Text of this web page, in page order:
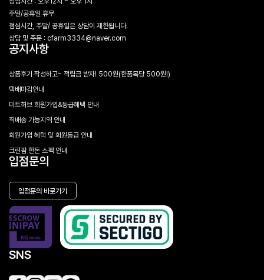
주말/공휴일 휴무
점심시간, 주말/ 공휴일은 상담이 제한됩니다.
상담 및 주문 : cfarm3334@naver.com
공지사항
상품후기 작성하고~ 적립금 받자! 500원(한품목당 500원!)
택배마감안내
미트허브 회원가입&등급혜택 안내
직배송 가능지역 안내
회원가입 혜택 및 회원등급 안내
크린팜 한돈 스펙 안내
입점문의
입점문의 바로가기
SNS